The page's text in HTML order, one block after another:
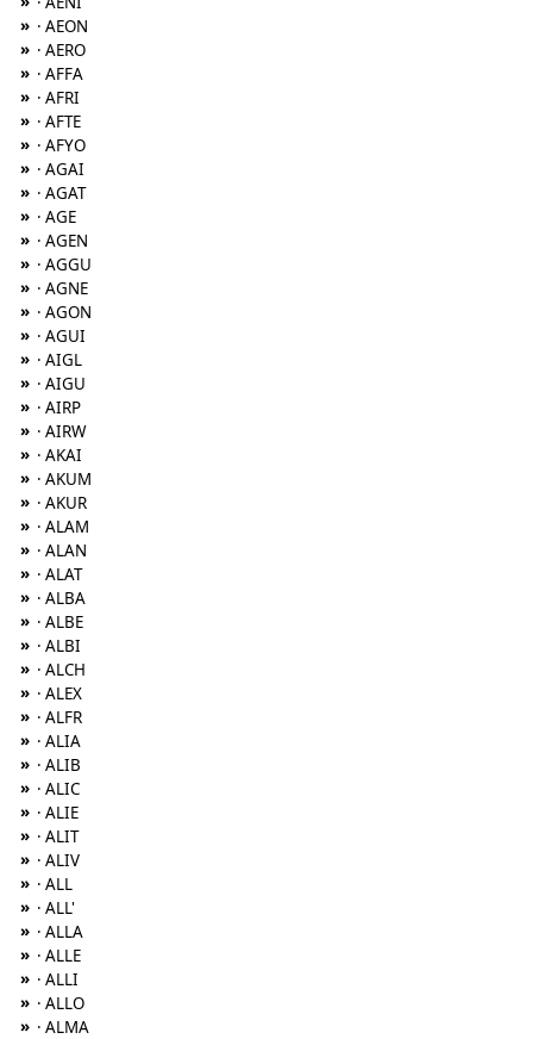
» · AEON
» · AERO
» · AFFA
» · AFRI
» · AFTE
» · AFYO
» · AGAI
» · AGAT
» · AGE
» · AGEN
» · AGGU
» · AGNE
» · AGON
» · AGUI
» · AIGL
» · AIGU
» · AIRP
» · AIRW
» · AKAI
» · AKUM
» · AKUR
» · ALAM
» · ALAN
» · ALAT
» · ALBA
» · ALBE
» · ALBI
» · ALCH
» · ALEX
» · ALFR
» · ALIA
» · ALIB
» · ALIC
» · ALIE
» · ALIT
» · ALIV
» · ALL
» · ALL'
» · ALLA
» · ALLE
» · ALLI
» · ALLO
» · ALMA